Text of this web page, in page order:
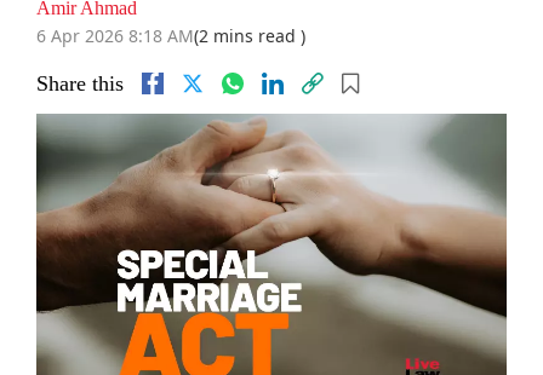
Amir Ahmad
6 Apr 2026 8:18 AM(2 mins read )
Share this